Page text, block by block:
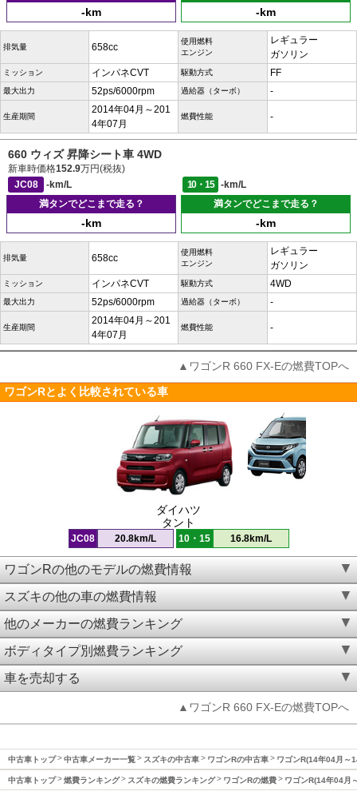
-km -km
排気量 658cc
使用燃料
エンジン
レギュラー
ガソリン
ミッション インパネCVT 駆動方式 FF
最大出力 52ps/6000rpm 過給器（ターボ） -
生産期間
2014年04月～201
4年07月
燃費性能 -
660 ウィズ 昇降シート車 4WD
新車時価格152.9万円(税抜)
JC08
-km/L 10・15
-km/L
満タンでどこまで走る？
-km
満タンでどこまで走る？
-km
排気量 658cc
使用燃料
エンジン
レギュラー
ガソリン
ミッション インパネCVT 駆動方式 4WD
最大出力 52ps/6000rpm 過給器（ターボ） -
生産期間
2014年04月～201
4年07月
燃費性能 -
▲ワゴンR 660 FX-Eの燃費TOPへ
ワゴンRとよく比較されている車
ダイハツ
タント
JC08 20.8km/L 10・15 16.8km/L
ワゴンRの他のモデルの燃費情報
スズキの他の車の燃費情報
他のメーカーの燃費ランキング
ボディタイプ別燃費ランキング
車を売却する
▲ワゴンR 660 FX-Eの燃費TOPへ
中古車トップ 中古車メーカー一覧 スズキの中古車 ワゴンRの中古車 ワゴンR(14年04月～
中古車トップ 燃費ランキング スズキの燃費ランキング ワゴンRの燃費 ワゴンR(14年04月